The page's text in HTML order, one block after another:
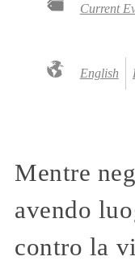
Current
English
Mentre
avendo
contro la